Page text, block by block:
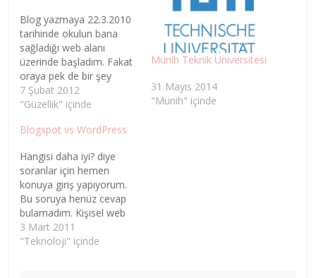
Blog yazmaya 22.3.2010
tarihinde okulun bana
sağladığı web alanı
üzerinde başladım. Fakat
oraya pek de bir şey
yazmadım. Bazen yazcak
bir şey bulamadım bazen
yazacağım yazılar zaman
zaman bulamadım.
Okuldan mezun olunca o
web sitesi de kapandı
gitti. Daha sonra oje
bloglarını gördüm…
7 Şubat 2012
"Güzellik" içinde
Münih Teknik Üniversitesi
31 Mayıs 2014
"Münih" içinde
Blogspot vs WordPress
Hangisi daha iyi? diye
soranlar için hemen
konuya giriş yapıyorum.
Bu soruya henüz cevap
bulamadım. Kişisel web
alanımda wordpress
kurulu ve .wordpress
3 Mart 2011
"Teknoloji" içinde